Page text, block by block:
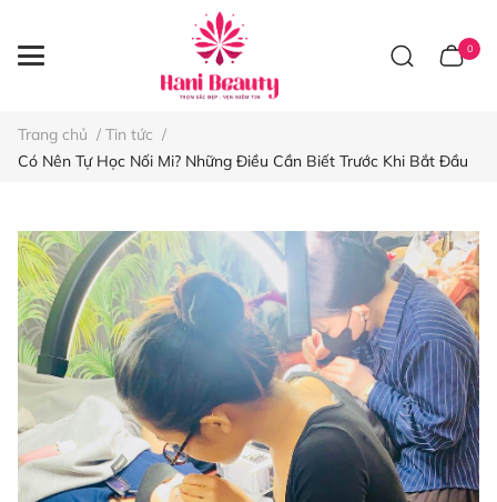
0
Trang chủ / Tin tức /
Có Nên Tự Học Nối Mi? Những Điều Cần Biết Trước Khi Bắt Đầu